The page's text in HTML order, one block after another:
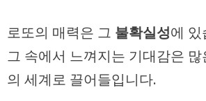
로또의 매력은 그 불확실성에
그 속에서 느껴지는 기대감은
의 세계로 끌어들입니다.